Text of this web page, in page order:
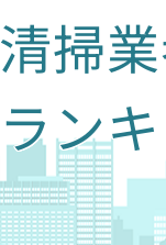
清掃
ラン